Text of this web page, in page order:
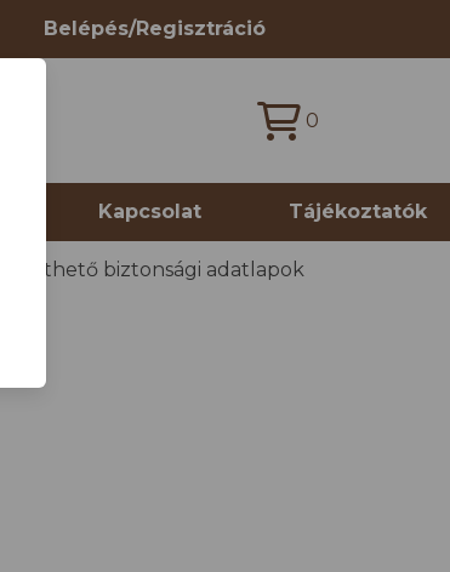
Belépés/Regisztráció
0
Kapcsolat Tájékoztatók
Letölthető biztonsági adatlapok